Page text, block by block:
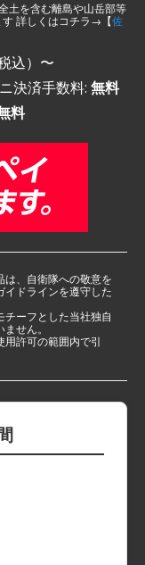
土を含む離島や山岳部等
す 詳しくはコチラ→【佐
込）〜
決済手数料: 無料
料
は、自衛隊への敬意を
ドラインを遵守した
チーフとした当社独自
せん。
用許可の範囲内で引